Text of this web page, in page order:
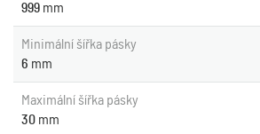
999 mm
Minimální šířka pásky
6 mm
Maximální šířka pásky
30 mm